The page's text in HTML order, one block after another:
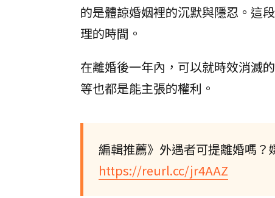
的是體諒婚姻裡的沉默與隱忍。這
理的時間。
在離婚後一年內，可以就時效消滅
等也都是能主張的權利。
編輯推薦》外遇者可提離婚嗎？
https://reurl.cc/jr4AAZ